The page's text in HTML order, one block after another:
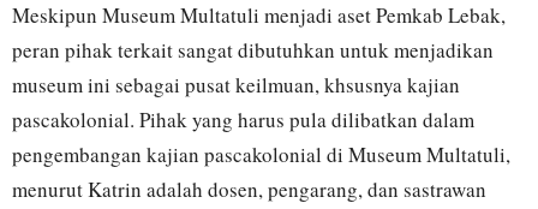
Meskipun Museum Multatuli menjadi aset Pemkab Lebak,
peran pihak terkait sangat dibutuhkan untuk menjadikan
museum ini sebagai pusat keilmuan, khsusnya kajian
pascakolonial. Pihak yang harus pula dilibatkan dalam
pengembangan kajian pascakolonial di Museum Multatuli,
menurut Katrin adalah dosen, pengarang, dan sastrawan